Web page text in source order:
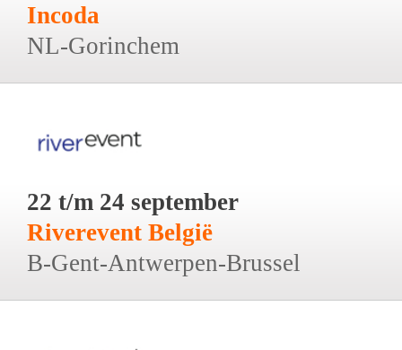
Incoda
NL-Gorinchem
22 t/m 24 september
Riverevent België
B-Gent-Antwerpen-Brussel